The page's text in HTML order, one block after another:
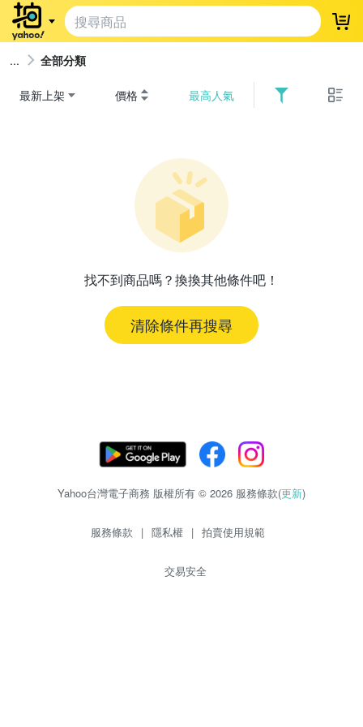
登
全部分類
最新上架 價格 最高人氣
找不到商品嗎？換換其他條件吧！
清除條件再搜尋
Yahoo台灣電子商務 版權所有 © 2026 服務條款(更新)
服務條款 | 隱私權 | 拍賣使用規範
交易安全